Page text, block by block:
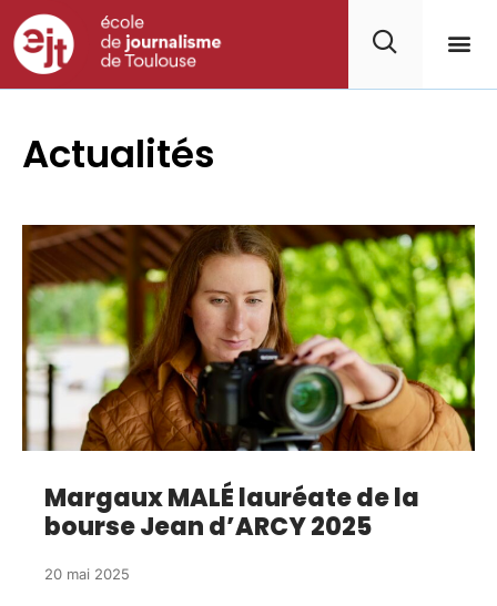
Actualités
Margaux MALÉ lauréate de la
bourse Jean d’ARCY 2025
20 mai 2025